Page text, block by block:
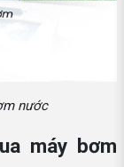
nước
máy bơm